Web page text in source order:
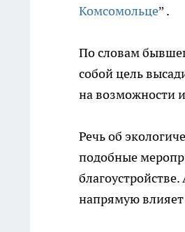
Комсомольце” .
По словам
собой цель
на возможности
Речь об
подобные
напрямую влияет